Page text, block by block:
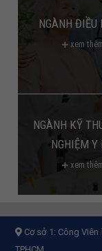
NGÀNH ĐIỀU
xem
NGÀNH KỸ
NGHIỆM Y
xem
Cơ sở 1: Công Viên